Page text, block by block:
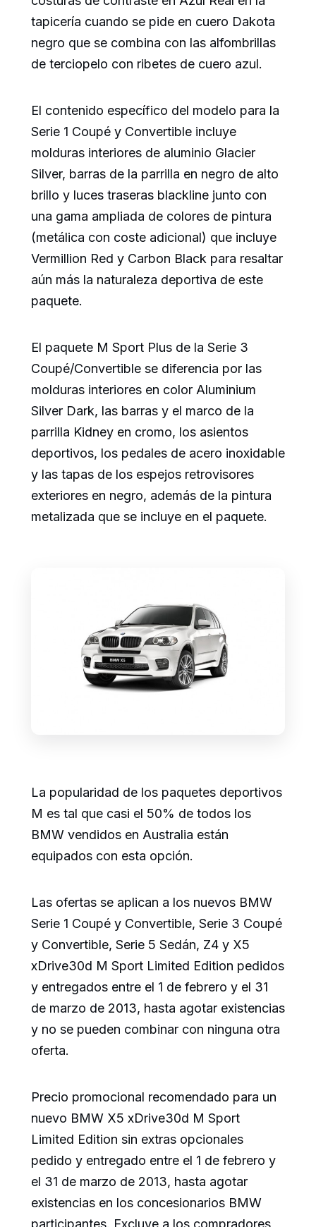
tapicería cuando se pide en cuero Dakota
negro que se combina con las alfombrillas
de terciopelo con ribetes de cuero azul.
El contenido específico del modelo para la
Serie 1 Coupé y Convertible incluye
molduras interiores de aluminio Glacier
Silver, barras de la parrilla en negro de alto
brillo y luces traseras blackline junto con
una gama ampliada de colores de pintura
(metálica con coste adicional) que incluye
Vermillion Red y Carbon Black para resaltar
aún más la naturaleza deportiva de este
paquete.
El paquete M Sport Plus de la Serie 3
Coupé/Convertible se diferencia por las
molduras interiores en color Aluminium
Silver Dark, las barras y el marco de la
parrilla Kidney en cromo, los asientos
deportivos, los pedales de acero inoxidable
y las tapas de los espejos retrovisores
exteriores en negro, además de la pintura
metalizada que se incluye en el paquete.
La popularidad de los paquetes deportivos
M es tal que casi el 50% de todos los
BMW vendidos en Australia están
equipados con esta opción.
Las ofertas se aplican a los nuevos BMW
Serie 1 Coupé y Convertible, Serie 3 Coupé
y Convertible, Serie 5 Sedán, Z4 y X5
xDrive30d M Sport Limited Edition pedidos
y entregados entre el 1 de febrero y el 31
de marzo de 2013, hasta agotar existencias
y no se pueden combinar con ninguna otra
oferta.
Precio promocional recomendado para un
nuevo BMW X5 xDrive30d M Sport
Limited Edition sin extras opcionales
pedido y entregado entre el 1 de febrero y
el 31 de marzo de 2013, hasta agotar
existencias en los concesionarios BMW
participantes. Excluye a los compradores